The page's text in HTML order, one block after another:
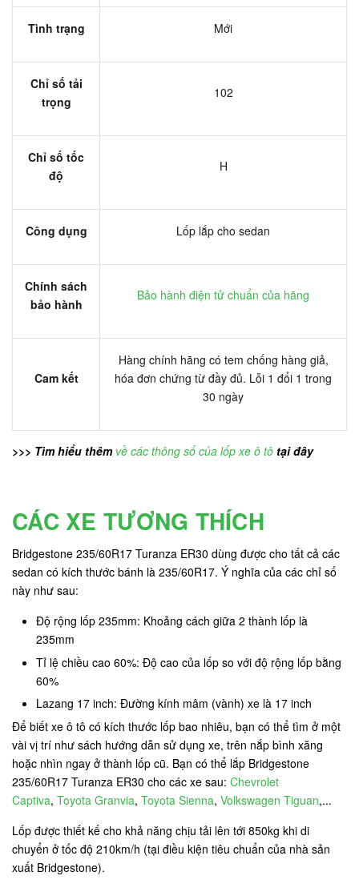
Tình trạng Mới
Chỉ số tải
trọng
102
Chỉ số tốc
độ
H
Công dụng Lốp lắp cho sedan
Chính sách
bảo hành
Bảo hành điện tử chuẩn của hãng
Cam kết
Hàng chính hãng có tem chống hàng giả,
hóa đơn chứng từ đầy đủ. Lỗi 1 đổi 1 trong
30 ngày
>>> Tìm hiểu thêm về các thông số của lốp xe ô tô tại đây
CÁC XE TƯƠNG THÍCH
Bridgestone 235/60R17 Turanza ER30 dùng được cho tất cả các
sedan có kích thước bánh là 235/60R17. Ý nghĩa của các chỉ số
này như sau:
Độ rộng lốp 235mm: Khoảng cách giữa 2 thành lốp là
235mm
Tỉ lệ chiều cao 60%: Độ cao của lốp so với độ rộng lốp bằng
60%
Lazang 17 inch: Đường kính mâm (vành) xe là 17 inch
Để biết xe ô tô có kích thước lốp bao nhiêu, bạn có thể tìm ở một
vài vị trí như sách hướng dẫn sử dụng xe, trên nắp bình xăng
hoặc nhìn ngay ở thành lốp cũ. Bạn có thể lắp Bridgestone
235/60R17 Turanza ER30 cho các xe sau: Chevrolet
Captiva, Toyota Granvia, Toyota Sienna, Volkswagen Tiguan,...
Lốp được thiết kế cho khả năng chịu tải lên tới 850kg khi di
chuyển ở tốc độ 210km/h (tại điều kiện tiêu chuẩn của nhà sản
xuất Bridgestone).